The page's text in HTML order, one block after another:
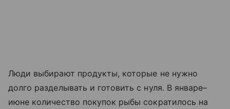
Люди выбирают продукты, которые не нужно
долго разделывать и готовить с нуля. В январе–
июне количество покупок рыбы сократилось на